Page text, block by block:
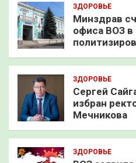
ЗДОРОВЬЕ
Минздрав
офиса ВОЗ
ЗДОРОВЬЕ
Сергей
избран
Мечникова
ЗДОРОВЬЕ